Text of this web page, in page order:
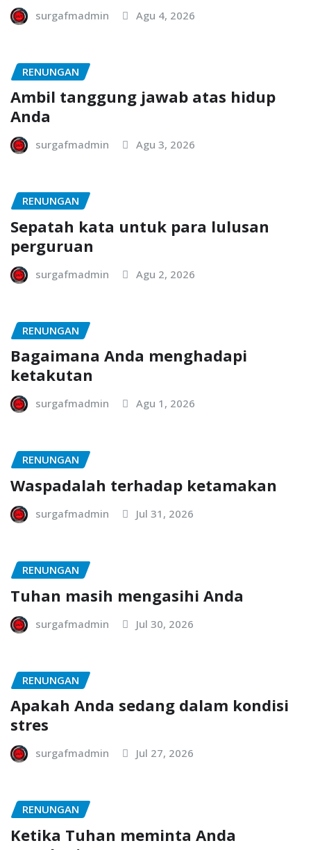
surgafmadmin Agu 4, 2026
RENUNGAN
Ambil tanggung jawab atas hidup
Anda
surgafmadmin Agu 3, 2026
RENUNGAN
Sepatah kata untuk para lulusan
perguruan
surgafmadmin Agu 2, 2026
RENUNGAN
Bagaimana Anda menghadapi
ketakutan
surgafmadmin Agu 1, 2026
RENUNGAN
Waspadalah terhadap ketamakan
surgafmadmin Jul 31, 2026
RENUNGAN
Tuhan masih mengasihi Anda
surgafmadmin Jul 30, 2026
RENUNGAN
Apakah Anda sedang dalam kondisi
stres
surgafmadmin Jul 27, 2026
RENUNGAN
Ketika Tuhan meminta Anda